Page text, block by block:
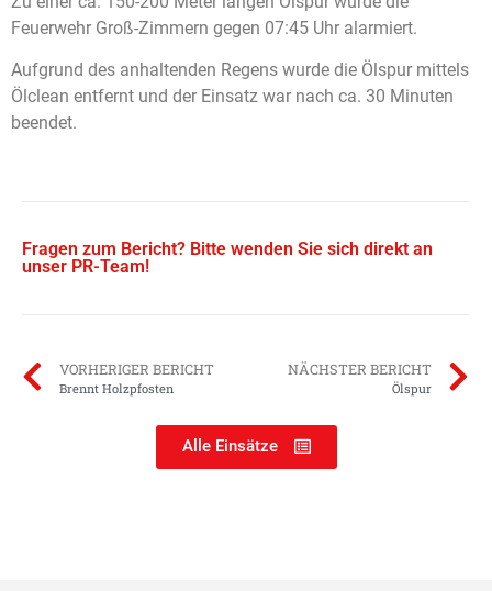
Feuerwehr Groß-Zimmern gegen 07:45 Uhr alarmiert.
Aufgrund des anhaltenden Regens wurde die Ölspur mittels
Ölclean entfernt und der Einsatz war nach ca. 30 Minuten
beendet.
Fragen zum Bericht? Bitte wenden Sie sich direkt an
unser PR-Team!
VORHERIGER BERICHT
Brennt Holzpfosten
NÄCHSTER BERICHT
Ölspur
Alle Einsätze